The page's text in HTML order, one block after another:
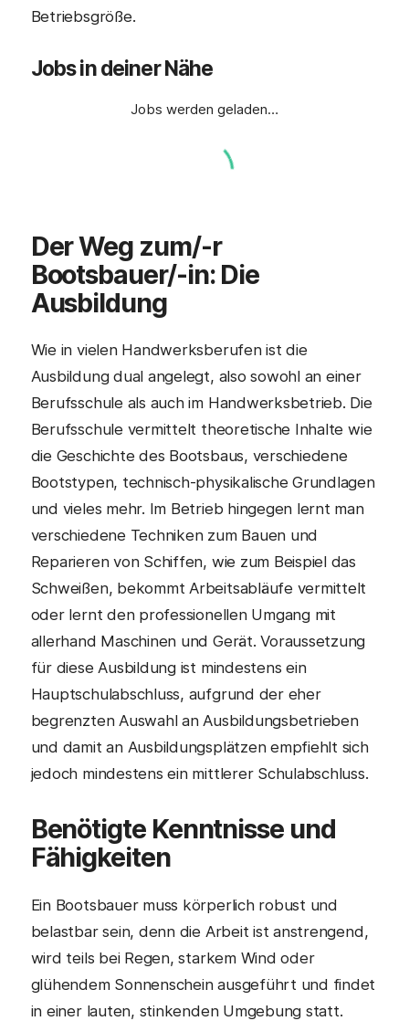
Betriebsgröße.
Jobs in deiner Nähe
Jobs werden geladen…
Der Weg zum/-r
Bootsbauer/-in: Die
Ausbildung
Wie in vielen Handwerksberufen ist die
Ausbildung dual angelegt, also sowohl an einer
Berufsschule als auch im Handwerksbetrieb. Die
Berufsschule vermittelt theoretische Inhalte wie
die Geschichte des Bootsbaus, verschiedene
Bootstypen, technisch-physikalische Grundlagen
und vieles mehr. Im Betrieb hingegen lernt man
verschiedene Techniken zum Bauen und
Reparieren von Schiffen, wie zum Beispiel das
Schweißen, bekommt Arbeitsabläufe vermittelt
oder lernt den professionellen Umgang mit
allerhand Maschinen und Gerät. Voraussetzung
für diese Ausbildung ist mindestens ein
Hauptschulabschluss, aufgrund der eher
begrenzten Auswahl an Ausbildungsbetrieben
und damit an Ausbildungsplätzen empfiehlt sich
jedoch mindestens ein mittlerer Schulabschluss.
Benötigte Kenntnisse und
Fähigkeiten
Ein Bootsbauer muss körperlich robust und
belastbar sein, denn die Arbeit ist anstrengend,
wird teils bei Regen, starkem Wind oder
glühendem Sonnenschein ausgeführt und findet
in einer lauten, stinkenden Umgebung statt.